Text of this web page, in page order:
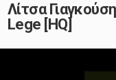
Λίτσα
Lege [HQ]